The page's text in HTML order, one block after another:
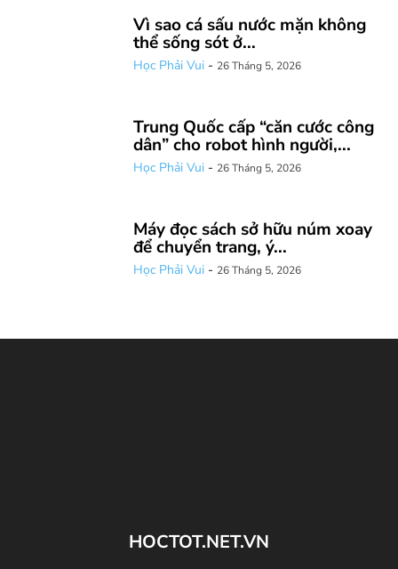
Vì sao cá sấu nước mặn không
thể sống sót ở...
Học Phải Vui - 26 Tháng 5, 2026
Trung Quốc cấp “căn cước công
dân” cho robot hình người,...
Học Phải Vui - 26 Tháng 5, 2026
Máy đọc sách sở hữu núm xoay
để chuyển trang, ý...
Học Phải Vui - 26 Tháng 5, 2026
HOCTOT.NET.VN